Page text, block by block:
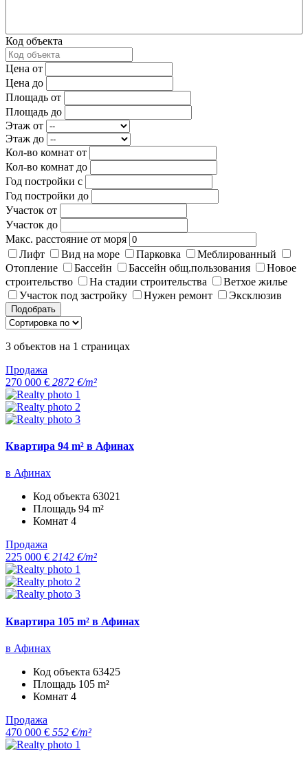
Код объекта
Цена от
Цена до
Площадь от
Площадь до
Этаж от
Этаж до
Кол-во комнат от
Кол-во комнат до
Год постройки с
Год постройки до
Участок от
Участок до
Макс. расстояние от моря
Лифт
Вид на море Парковка
Меблированный
Отопление
Бассейн Бассейн общ.пользования
Новое
строительство
На стадии строительства
Ветхое жилье
Участок под застройку
Нужен ремонт Эксклюзив
Подобрать
3 объектов на 1 страницах
Продажа
270 000 € 2872 €/m²
Квартира 94 m² в Афинах
в Афинах
Код объекта 63021
Площадь 94 m²
Комнат 4
Продажа
225 000 € 2142 €/m²
Квартира 105 m² в Афинах
в Афинах
Код объекта 63425
Площадь 105 m²
Комнат 4
Продажа
470 000 € 552 €/m²